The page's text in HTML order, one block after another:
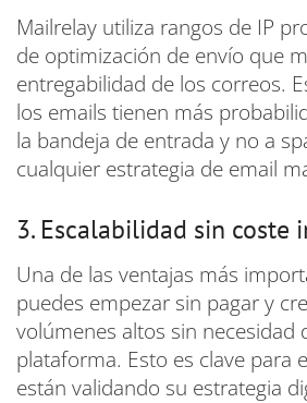
Mailrelay utiliza rangos de IP
de optimización de envío que
entregabilidad de los correos.
los emails tienen más
la bandeja de entrada y no a
cualquier estrategia de email
3. Escalabilidad sin coste
Una de las ventajas más
puedes empezar sin pagar y
volúmenes altos sin necesidad
plataforma. Esto es clave para
están validando su estrategia